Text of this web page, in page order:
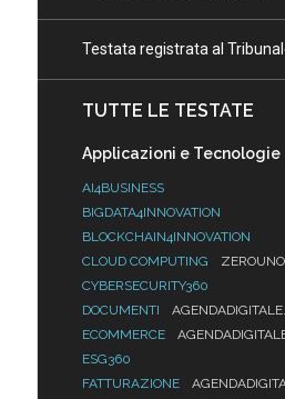
Testata registrata al
TUTTE LE TESTATE
Applicazioni e Tecnologie
AI4BUSINESS
BIGDATA4INNOVATION
BLOCKCHAIN4INNOVATION
CLOUD COMPUTING
ZEROUNO
CYBERSECURITY360
DOCUMENTI
ECOMMERCE
ESG360
FATTURAZIONE